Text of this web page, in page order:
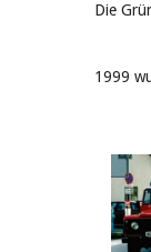
Die
1999